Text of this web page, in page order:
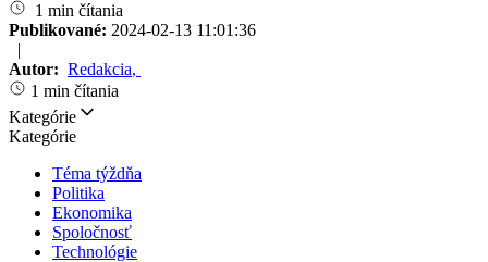
1 min čítania
Publikované: 2024-02-13 11:01:36
|
Autor: Redakcia,
1 min čítania
Kategórie
Kategórie
Téma týždňa
Politika
Ekonomika
Spoločnosť
Technológie